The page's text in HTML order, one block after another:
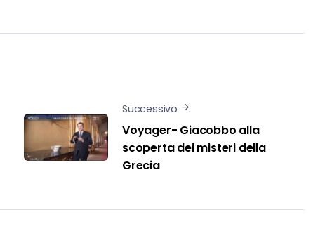
Successivo
Voyager- Giacobbo alla
scoperta dei misteri della
Grecia